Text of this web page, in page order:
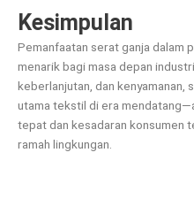
Kesimpulan
Pemanfaatan serat ganja dalam
menarik bagi masa depan
keberlanjutan, dan kenyamanan,
utama tekstil di era
tepat dan kesadaran konsumen
ramah lingkungan.